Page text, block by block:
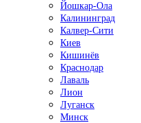
Йошкар-Ола
Калининград
Калвер-Сити
Киев
Кишинёв
Краснодар
Лаваль
Лион
Луганск
Минск